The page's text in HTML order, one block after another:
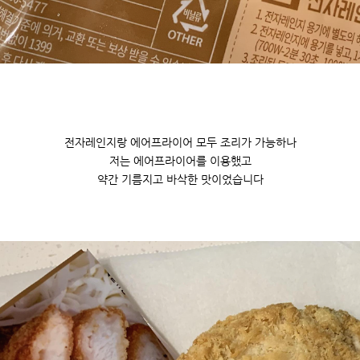
전자레인지랑 에어프라이어 모두 조리가 가능하나
저는 에어프라이어를 이용했고
약간 기름지고 바삭한 맛이었습니다